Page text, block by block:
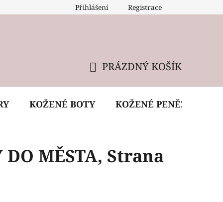
Reklamační podmínky
Přihlášení Registrace
KOŠÍK
PRÁZDNÝ KOŠÍK
KOŽENÉ BOTY KOŽENÉ PENĚŽENKY
DO MĚSTA, Strana